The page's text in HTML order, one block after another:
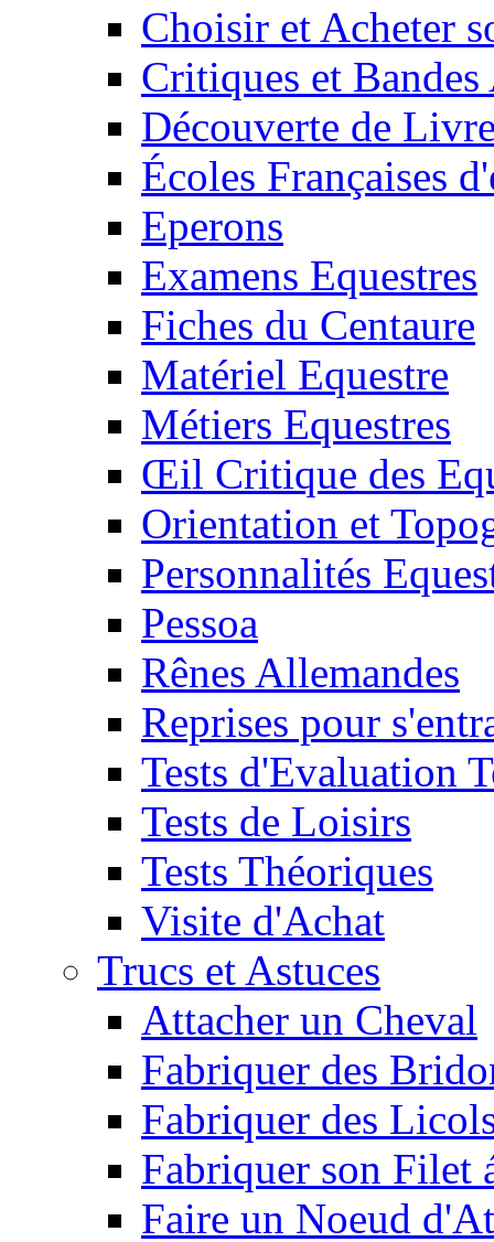
Choisir et Acheter
Critiques et
Découverte de
Écoles Françaises
Eperons
Examens Equestres
Fiches du Centaure
Matériel Equestre
Métiers Equestres
Œil Critique des
Orientation et
Personnalités
Pessoa
Rênes Allemandes
Reprises pour
Tests d'Evaluation
Tests de Loisirs
Tests Théoriques
Visite d'Achat
Trucs et Astuces
Attacher un Cheval
Fabriquer des
Fabriquer des
Fabriquer son Filet
Faire un Noeud